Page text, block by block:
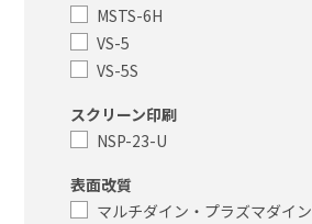
MSTS-6H
VS-5
VS-5S
スクリーン印刷
NSP-23-U
表面改質
マルチダイン・プラズマダイン